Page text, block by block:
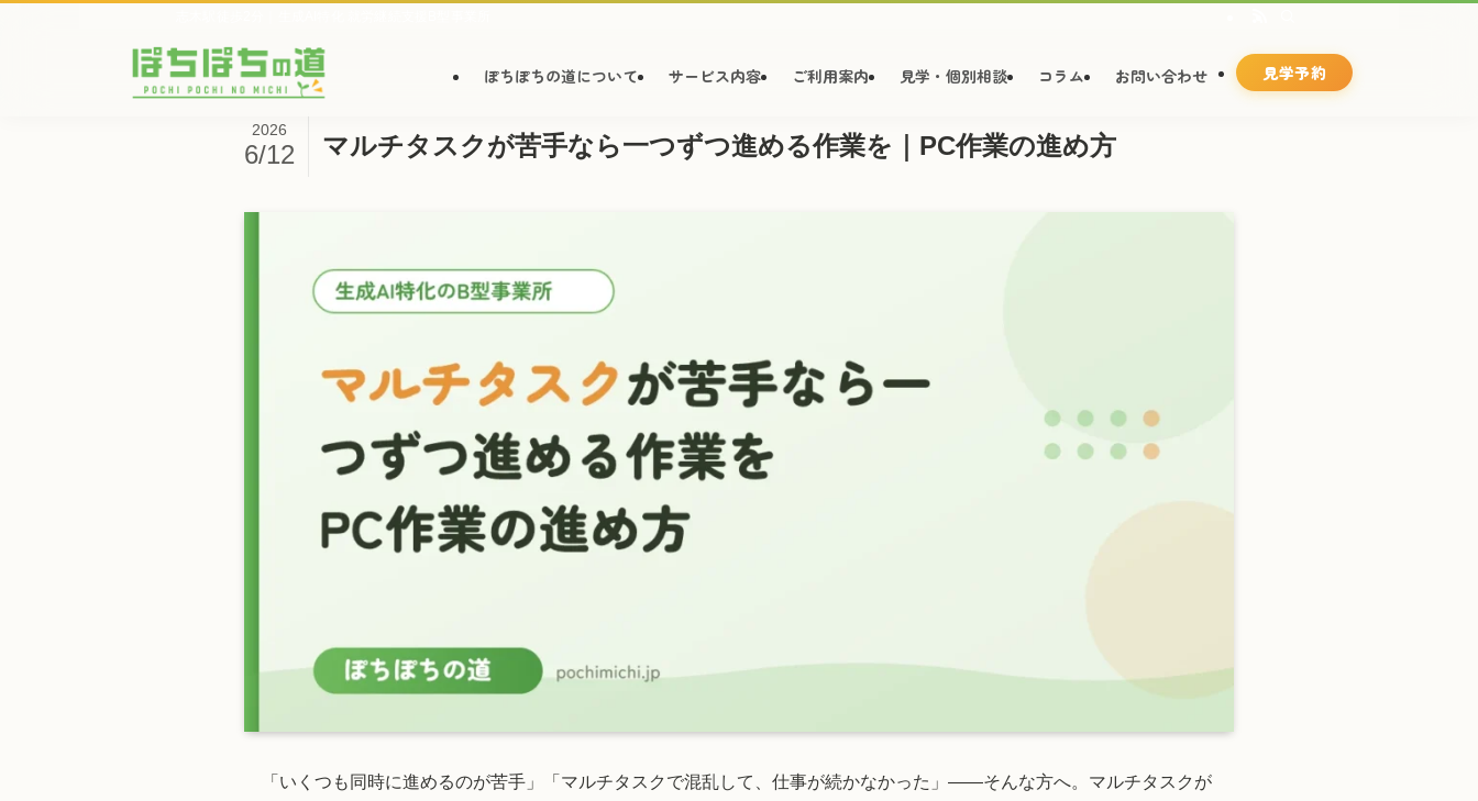
ぽちぽちの道について サービス内容 ご利用案内 見学・個別相談 コラム お問い合わせ 見学予約
マルチタスクが苦手なら一つずつ進める作業を｜PC作業の進め方
2026
6/12
「いくつも同時に進めるのが苦手」「マルチタスクで混乱して、仕事が続かなかった」——そんな方へ。マルチタスクが